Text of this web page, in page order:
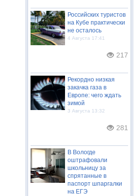
Российских туристов
на Кубе практически
не осталось
4 Августа 17:41
217
Рекордно низкая
закачка газа в
Европе: чего ждать
зимой
3 Августа 13:32
281
В Вологде
оштрафовали
школьницу за
спрятанные в
паспорт шпаргалки
на ЕГЭ